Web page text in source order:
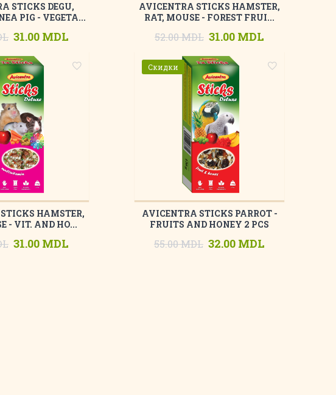
STICKS DEGU,
PIG - VEGETA...
31.00 MDL
AVICENTRA STICKS HAMSTER,
RAT, MOUSE - FOREST FRUI...
52.00 MDL 31.00 MDL
HAMSTER,
- VIT. AND HO...
31.00 MDL
Скидки
AVICENTRA STICKS PARROT -
FRUITS AND HONEY 2 PCS
55.00 MDL 32.00 MDL